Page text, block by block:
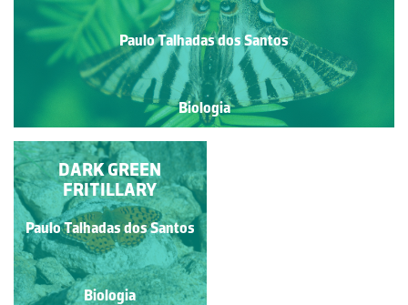
Paulo Talhadas dos Santos
Biologia
CINZENTINHA
Paulo Talhadas dos Santos
Biologia
DARK GREEN
FRITILLARY
Paulo Talhadas dos Santos
Biologia